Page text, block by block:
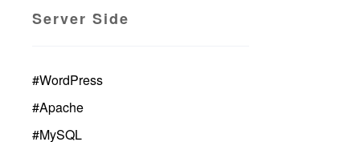
Server Side
#WordPress
#Apache
#MySQL